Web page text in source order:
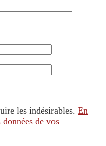
les indésirables. En
de vos